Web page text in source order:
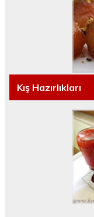
Kış Hazırlıkları